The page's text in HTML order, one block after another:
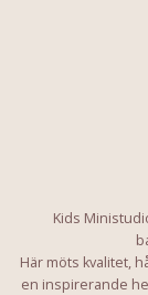
Kids
Här möts kvalitet,
en inspirerande